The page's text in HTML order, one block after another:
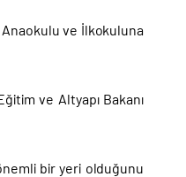
Anaokulu ve İlkokuluna
ve Altyapı Bakanı
bir yeri olduğunu